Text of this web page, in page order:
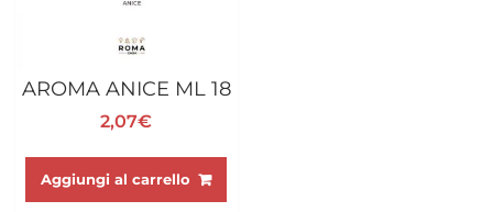
AROMA ANICE ML 18
2,07€
Aggiungi al carrello